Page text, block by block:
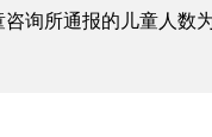
询所通报的儿童人数